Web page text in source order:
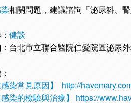
相關問題，建議諮詢「泌尿科、腎
健談
台北市立聯合醫院仁愛院區泌尿
染常見原因】
http://
感染的檢驗與治療】
https://